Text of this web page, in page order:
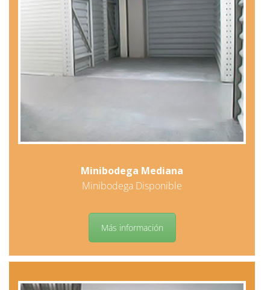
Minibodega Mediana
Minibodega Disponible
Más información